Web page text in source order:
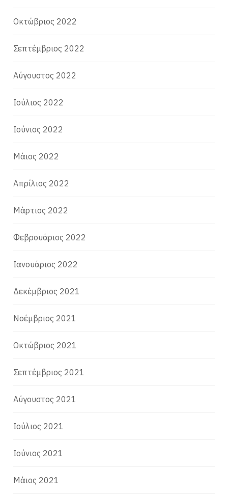
Οκτώβριος 2022
Σεπτέμβριος 2022
Αύγουστος 2022
Ιούλιος 2022
Ιούνιος 2022
Μάιος 2022
Απρίλιος 2022
Μάρτιος 2022
Φεβρουάριος 2022
Ιανουάριος 2022
Δεκέμβριος 2021
Νοέμβριος 2021
Οκτώβριος 2021
Σεπτέμβριος 2021
Αύγουστος 2021
Ιούλιος 2021
Ιούνιος 2021
Μάιος 2021